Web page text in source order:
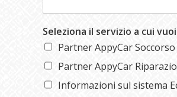
Seleziona il servizio a cui
Partner AppyCar
Partner AppyCar
Informazioni sul sistema